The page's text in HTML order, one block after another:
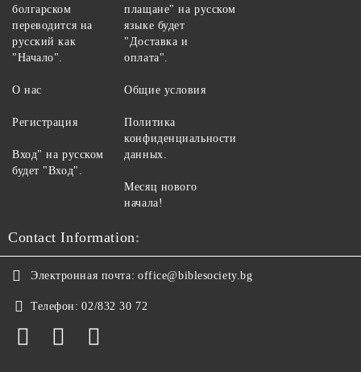
болгарском
переводится на
русский как
"Начало".
О нас
Регистрация
Вход" на русском
будет "Вход".
плащане" на русском
языке будет
"Доставка и
оплата".
Общие условия
Политика
конфиденциальности
данных.
Месяц нового
начала!
Contact Information:
Электронная почта: office@biblesociety.bg
Телефон: 02/832 30 72